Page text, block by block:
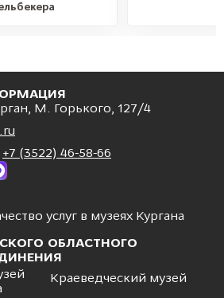
М. Горького, 127/4
+7 (3522) 46-58-66
услуг в музеях Кургана
ОБЛАСТНОГО
Краеведческий музей